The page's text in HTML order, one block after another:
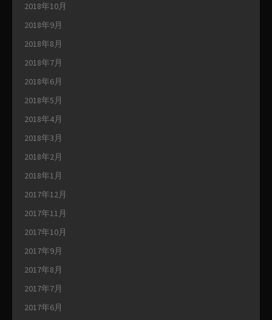
2018年10月
2018年9月
2018年8月
2018年7月
2018年6月
2018年5月
2018年4月
2018年3月
2018年2月
2018年1月
2017年12月
2017年11月
2017年10月
2017年9月
2017年8月
2017年7月
2017年6月